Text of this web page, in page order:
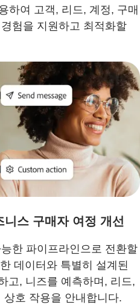
하여 고객, 리드, 계정, 구매
험을 지원하고 최적화할
스 구매자 여정 개선
한 파이프라인으로 전환할
데이터와 특별히 설계된
고, 니즈를 예측하며, 리드,
호 작용을 안내합니다.